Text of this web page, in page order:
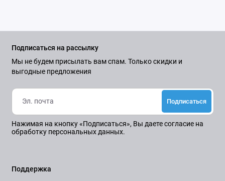
Подписаться на рассылку
Мы не будем присылать вам спам. Только скидки и
выгодные предложения
Подписаться
Нажимая на кнопку «Подписаться», Вы даетесогласие на
обработку персональных данных.
Поддержка